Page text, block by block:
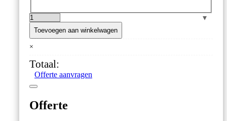
Temperatuurzender
met
aansluitkop,
RVS
en
schacht
aantal
Toevoegen aan winkelwagen
×
Totaal:
Offerte aanvragen
Offerte